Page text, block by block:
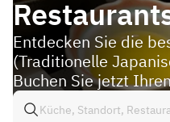
Entdecken Sie die
(Traditionelle
Buchen Sie jetzt